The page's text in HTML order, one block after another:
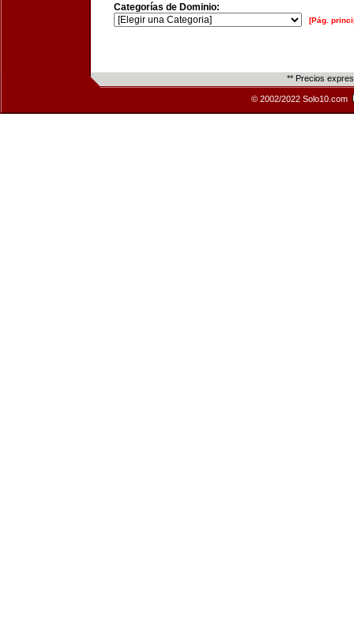
Categorías de Dominio:
[Pág.
** Precios
© 2002/2022 Solo10.com